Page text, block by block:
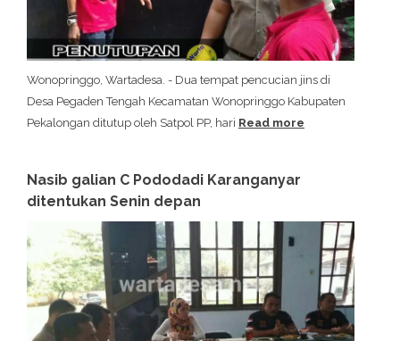
Wonopringgo, Wartadesa. - Dua tempat pencucian jins di
Desa Pegaden Tengah Kecamatan Wonopringgo Kabupaten
Pekalongan ditutup oleh Satpol PP, hari Read more
Nasib galian C Pododadi Karanganyar
ditentukan Senin depan